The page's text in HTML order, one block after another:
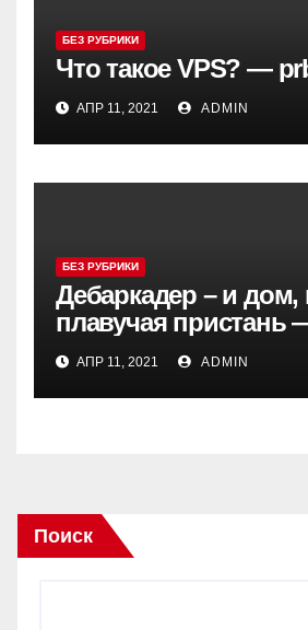
БЕЗ РУБРИКИ
Что такое VPS? —
АПР 11, 2021 ADMIN
БЕЗ РУБРИКИ
Дебаркадер – и дом,
плавучая пристань
АПР 11, 2021 ADMIN
Поиск